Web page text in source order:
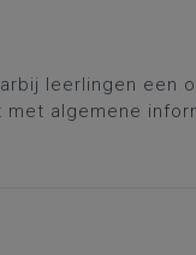
leerlingen een
algemene